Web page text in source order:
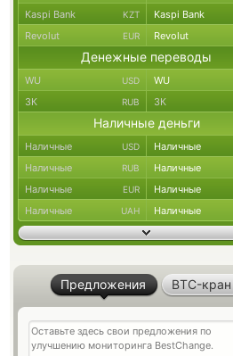
Kaspi Bank KZT Kaspi Bank
Revolut EUR Revolut
Денежные переводы
WU USD WU
ЗК RUB ЗК
Наличные деньги
Наличные USD Наличные
Наличные RUB Наличные
Наличные EUR Наличные
Наличные UAH Наличные
Предложения BTC-кран